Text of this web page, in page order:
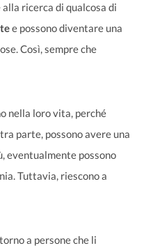
ricerca di qualcosa di
e possono diventare una
Così, sempre che
nella loro vita, perché
parte, possono avere una
eventualmente possono
Tuttavia, riescono a
a persone che li